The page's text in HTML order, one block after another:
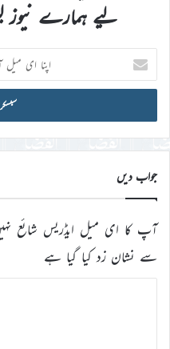
لیے ہمارے نیوز
اپنا
ای
میل
ڈی
درج
کریں
جواب دیں
آپ کا ای میل ایڈریس شائع
سے نشان زد کیا گیا ہے